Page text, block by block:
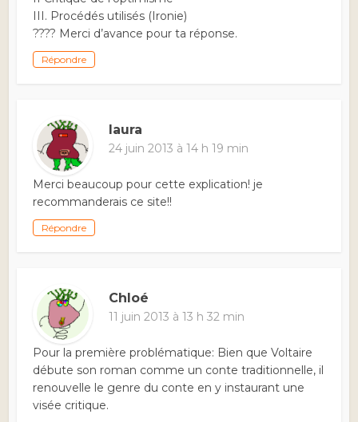
III. Procédés utilisés (Ironie)
???? Merci d’avance pour ta réponse.
Répondre
laura
24 juin 2013 à 14 h 19 min
Merci beaucoup pour cette explication! je
recommanderais ce site!!
Répondre
Chloé
11 juin 2013 à 13 h 32 min
Pour la première problématique: Bien que Voltaire
débute son roman comme un conte traditionnelle, il
renouvelle le genre du conte en y instaurant une
visée critique.